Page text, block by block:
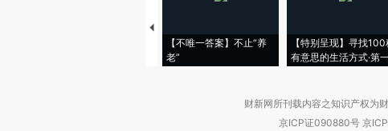
【不唯一答案】不止“养
老”
【特别呈现】寻找100
有意思的生活方式·第
财新网所刊载内容之知识产权为
京ICP证090880号 京